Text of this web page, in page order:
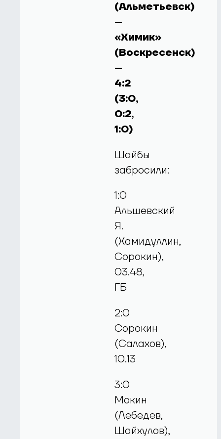
(Альметьевск)
–
«Химик»
(Воскресенск)
–
4:2
(3:0,
0:2,
1:0)
Шайбы
забросили:
1:0
Альшевский
Я.
(Хамидуллин,
Сорокин),
03.48,
ГБ
2:0
Сорокин
(Салахов),
10.13
3:0
Мокин
(Лебедев,
Шайхулов),